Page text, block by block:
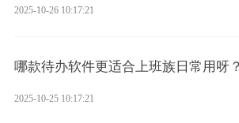
2025-10-26 10:17:21
哪款待办软件更适合上班族日常用呀？
2025-10-25 10:17:21